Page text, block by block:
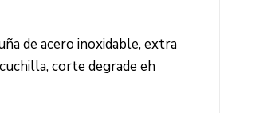
de acero inoxidable, extra
corte degrade eh